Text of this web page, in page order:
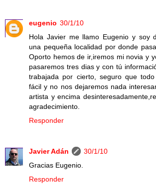
eugenio 30/1/10
Hola Javier me llamo Eugenio y soy
una pequeña localidad por donde
Oporto hemos de ir,iremos mi novia y
pasaremos tres dias y con tú
trabajada por cierto, seguro que
fácil y no nos dejaremos nada
artista y encima
agradecimiento.
Responder
Javier Adán
30/1/10
Gracias Eugenio.
Responder